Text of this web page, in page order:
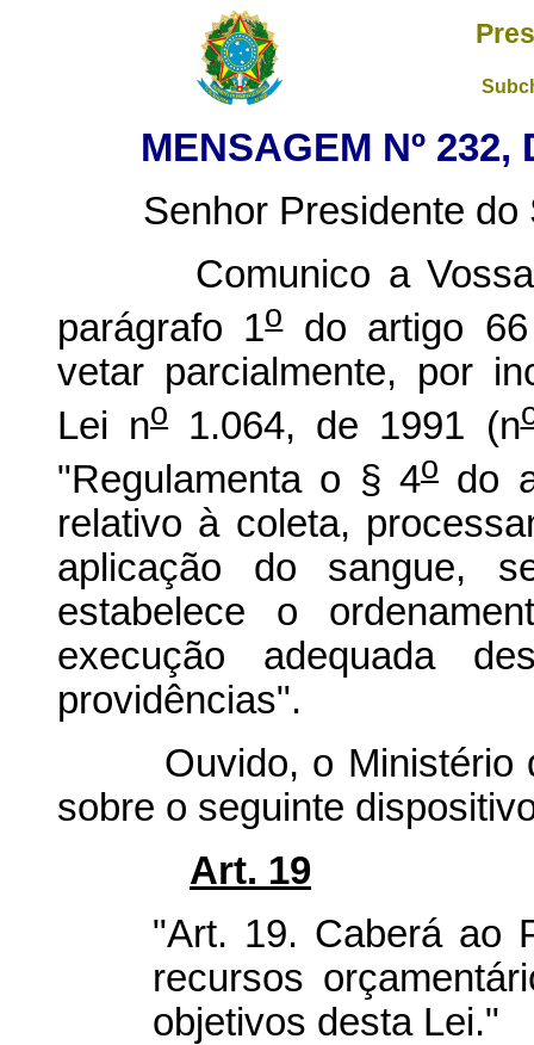
MENSAGEM Nº 232,
Senhor Presidente do
Comunico a Vossa
parágrafo 1odo artigo 66
vetar parcialmente, por
Lei no1.064, de 1991 (n
"Regulamenta o § 4o do
relativo à coleta,
aplicação do sangue,
estabelece o
execução adequada
providências".
Ouvido, o Ministério
sobre o seguinte
Art. 19
"Art. 19. Caberá ao
recursos
objetivos desta Lei."